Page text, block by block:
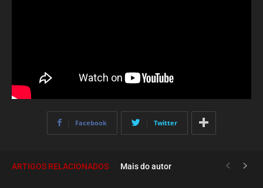
Facebook Twitter
ARTIGOS RELACIONADOS Mais do autor